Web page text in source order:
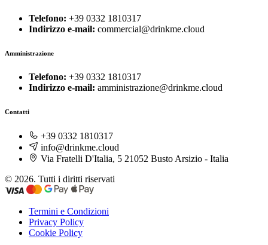
Telefono: +39 0332 1810317
Indirizzo e-mail: commercial@drinkme.cloud
Amministrazione
Telefono: +39 0332 1810317
Indirizzo e-mail: amministrazione@drinkme.cloud
Contatti
+39 0332 1810317
info@drinkme.cloud
Via Fratelli D'Italia, 5 21052 Busto Arsizio - Italia
© 2026. Tutti i diritti riservati
Termini e Condizioni
Privacy Policy
Cookie Policy